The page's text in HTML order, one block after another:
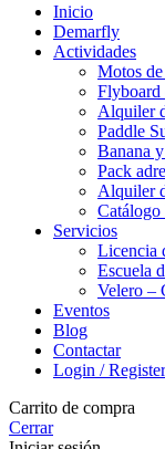
Inicio
Demarfly
Actividades
Motos
Flyboard
Alquiler
Paddle
Banana
Pack
Alquiler
Catálogo
Servicios
Licencia
Escuela
Velero –
Eventos
Blog
Contactar
Login / Register
Carrito de compra
Cerrar